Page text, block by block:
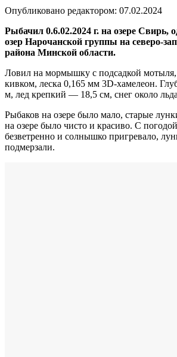
Опубликовано редактором: 07.02.2024
Рыбачил 0.6.02.2024 г. на озере Свирь,
озер Нарочанской группы на северо-
района Минской области.
Ловил на мормышку с подсадкой мотыля,
кивком, леска 0,165 мм 3D-хамелеон.
м, лед крепкий — 18,5 см, снег около
Рыбаков на озере было мало, старые
на озере было чисто и красиво. С
безветренно и солнышко пригревало,
подмерзали.